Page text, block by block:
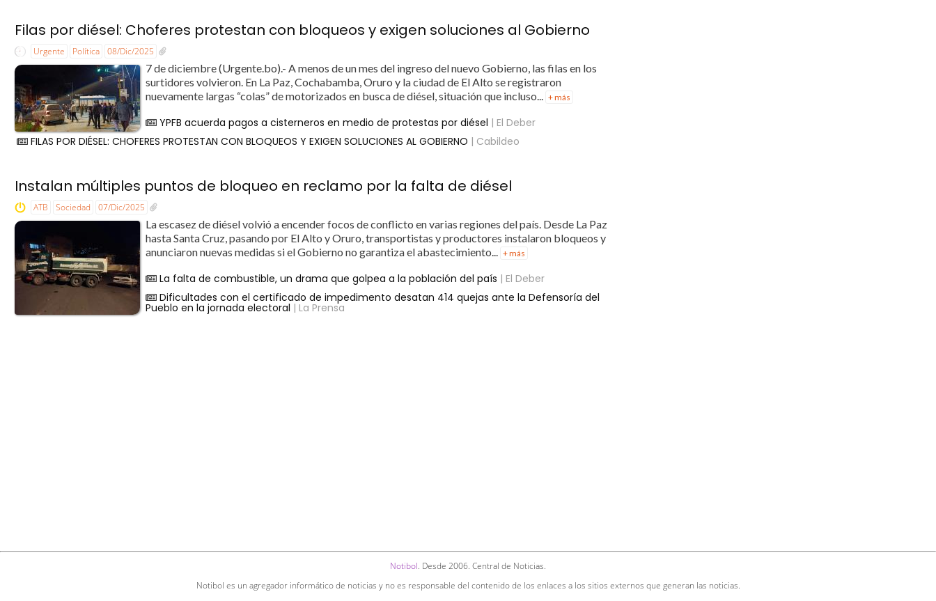
Filas por diésel: Choferes protestan con bloqueos y exigen soluciones al Gobierno
Urgente Política 08/Dic/2025
7 de diciembre (Urgente.bo).- A menos de un mes del ingreso del nuevo Gobierno, las filas en los
surtidores volvieron. En La Paz, Cochabamba, Oruro y la ciudad de El Alto se registraron
nuevamente largas “colas” de motorizados en busca de diésel, situación que incluso... + más
YPFB acuerda pagos a cisterneros en medio de protestas por diésel | El Deber
FILAS POR DIÉSEL: CHOFERES PROTESTAN CON BLOQUEOS Y EXIGEN SOLUCIONES AL GOBIERNO | Cabildeo
Instalan múltiples puntos de bloqueo en reclamo por la falta de diésel
ATB Sociedad 07/Dic/2025
La escasez de diésel volvió a encender focos de conflicto en varias regiones del país. Desde La Paz
hasta Santa Cruz, pasando por El Alto y Oruro, transportistas y productores instalaron bloqueos y
anunciaron nuevas medidas si el Gobierno no garantiza el abastecimiento...
+ más
La falta de combustible, un drama que golpea a la población del país | El Deber
Dificultades con el certificado de impedimento desatan 414 quejas ante la Defensoría del
Pueblo en la jornada electoral | La Prensa
Notibol. Desde 2006. Central de Noticias.
Notibol es un agregador informático de noticias y no es responsable del contenido de los enlaces a los sitios externos que generan las noticias.